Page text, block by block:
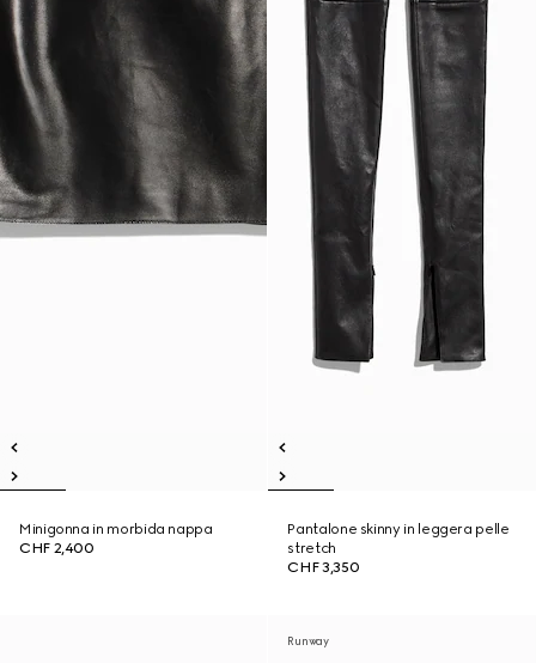
Minigonna in morbida nappa
CHF 2,400
Pantalone skinny in leggera pelle
stretch
CHF 3,350
Runway